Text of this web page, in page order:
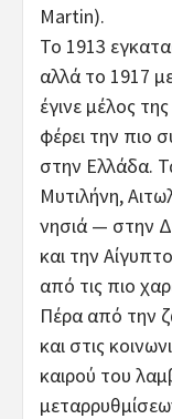
Martin).
Το 1913
αλλά το 1917
έγινε μέλος
φέρει την πιο
στην Ελλάδα.
Μυτιλήνη,
νησιά — στην
και την
από τις πιο
Πέρα από την
και στις
καιρού του